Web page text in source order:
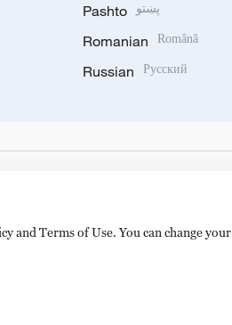
Pashto پښتو
Romanian Română
Russian Русский
China. 100040
and Terms of Use. You can change your